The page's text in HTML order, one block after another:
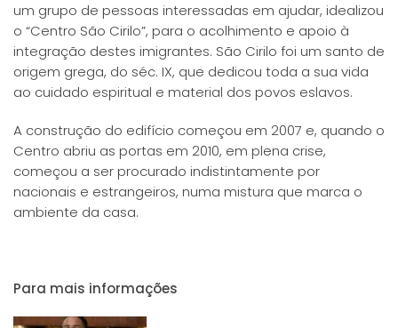
um grupo de pessoas interessadas em ajudar, idealizou
o “Centro São Cirilo”, para o acolhimento e apoio à
integração destes imigrantes. São Cirilo foi um santo de
origem grega, do séc. IX, que dedicou toda a sua vida
ao cuidado espiritual e material dos povos eslavos.
A construção do edifício começou em 2007 e, quando o
Centro abriu as portas em 2010, em plena crise,
começou a ser procurado indistintamente por
nacionais e estrangeiros, numa mistura que marca o
ambiente da casa.
Para mais informações